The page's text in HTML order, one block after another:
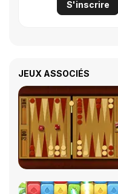
S'inscrire
JEUX ASSOCIÉS